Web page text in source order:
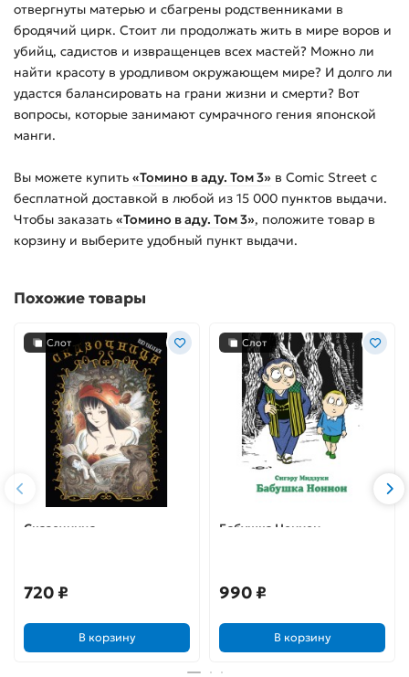
отвергнуты матерью и сбагрены родственниками в
бродячий цирк. Стоит ли продолжать жить в мире воров и
убийц, садистов и извращенцев всех мастей? Можно ли
найти красоту в уродливом окружающем мире? И долго ли
удастся балансировать на грани жизни и смерти? Вот
вопросы, которые занимают сумрачного гения японской
манги.
Вы можете купить «Томино в аду. Том 3» в Comic Street с
бесплатной доставкой в любой из 15 000 пунктов выдачи.
Чтобы заказать «Томино в аду. Том 3», положите товар в
корзину и выберите удобный пункт выдачи.
Похожие товары
Слот
Сказочница
720 ₽
В корзину
Слот
Бабушка Ноннон
990 ₽
В корзину